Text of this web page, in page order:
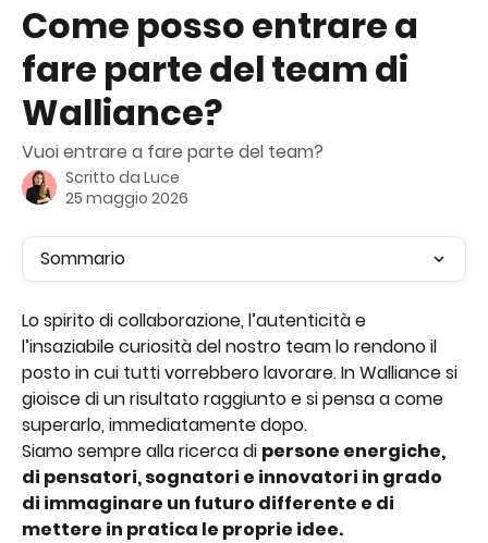
Come posso entrare a
fare parte del team di
Walliance?
Vuoi entrare a fare parte del team?
Scritto da Luce
25 maggio 2026
Sommario
Lo spirito di collaborazione, l’autenticità e
l’insaziabile curiosità del nostro team lo rendono il
posto in cui tutti vorrebbero lavorare. In Walliance si
gioisce di un risultato raggiunto e si pensa a come
superarlo, immediatamente dopo.
Siamo sempre alla ricerca di persone energiche,
di pensatori, sognatori e innovatori in grado
di immaginare un futuro differente e di
mettere in pratica le proprie idee.